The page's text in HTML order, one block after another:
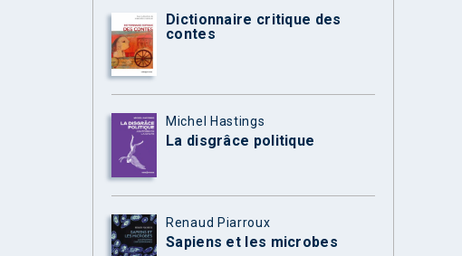
Dictionnaire critique des
contes
Michel Hastings
La disgrâce politique
Renaud Piarroux
Sapiens et les microbes